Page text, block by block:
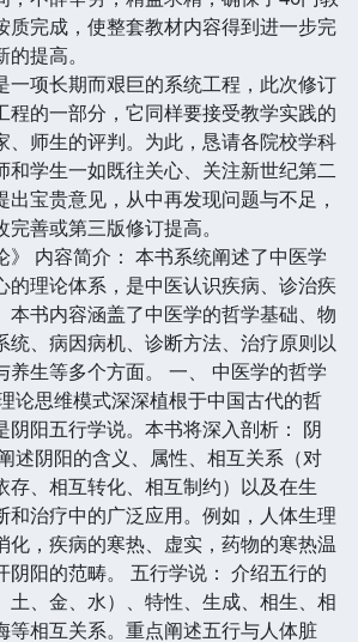
质完成，使整套教材内容得到进一步完
提高。
项长期而艰巨的系统工程，此次修订
程的一部分，它同样要接受教学实践的
、师生的评判。为此，恳请各院校学科
和学生一如既往关心、关注新世纪第二
出宝贵意见，从中再发现问题与不足，
善或第三版修订提高。
》 内容简介： 本书系统阐述了中医学
的理论体系，是中医认识疾病、诊治疾
本书内容涵盖了中医学的哲学基础、物
统、病因病机、诊断方法、治疗原则以
养生等多个方面。 一、 中医学的哲学
论思维模式深深植根于中国古代的哲
阴阳五行学说。本书将深入剖析： 阴
述阴阳的含义、属性、相互关系（对
存、相互转化、相互制约）以及在生
和治疗中的广泛应用。例如，人体生理
化，疾病的寒热、虚实，药物的寒热温
阴阳的范畴。 五行学说： 介绍五行的
土、金、水）、特性、生成、相生、相
等相互关系。重点阐述五行与人体脏